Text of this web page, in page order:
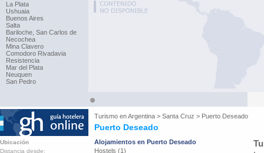
La Plata
Ushuaia
Buenos Aires
Salta
Bariloche, San Carlos de
Necochea
Mina Clavero
Comodoro Rivadavia
Resistencia
Mar del Plata
Neuquen
San Pedro
Turismo enArgentina > Santa Cruz > Puerto Deseado
Puerto Deseado
Ubicación
Distancia desde:
Alojamientos en Puerto Deseado
Hostels (1)